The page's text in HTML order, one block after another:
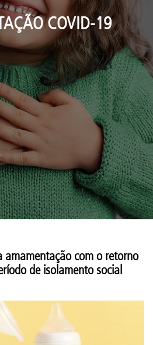
COVID-19
amamentação com o retorno
de isolamento social